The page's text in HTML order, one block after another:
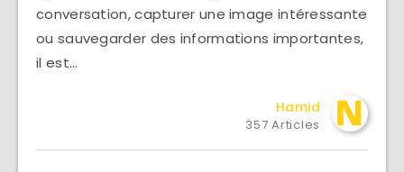
conversation, capturer une image intéressante
ou sauvegarder des informations importantes,
il est…
Hamid
357 Articles